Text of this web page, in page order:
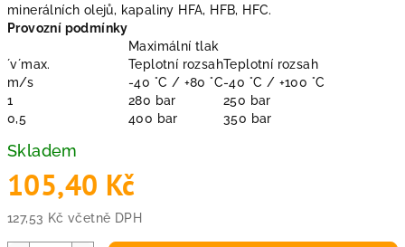
minerálních olejů, kapaliny HFA, HFB, HFC.
Provozní podmínky
Maximální tlak
´v´max.
Teplotní rozsahTeplotní rozsah
m/s
-40 °C / +80 °C-40 °C / +100 °C
1
280 bar
250 bar
0,5
400 bar 350 bar
Skladem
105,40 Kč
127,53 Kč včetně DPH